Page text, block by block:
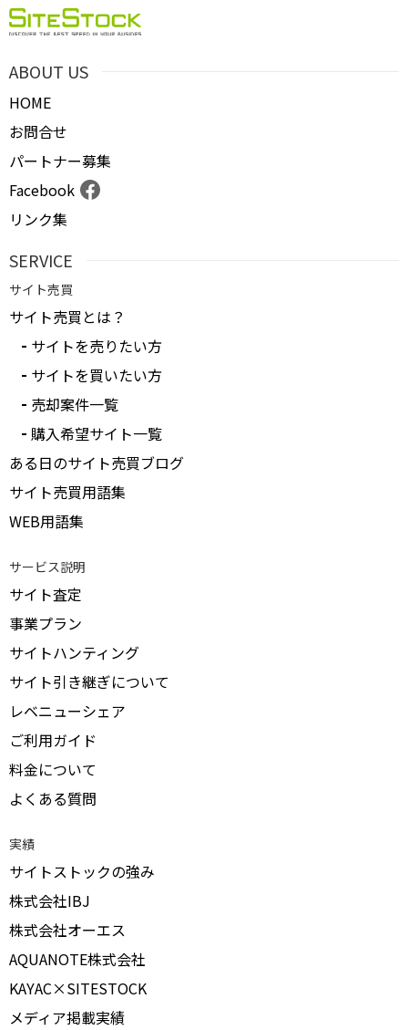
ABOUT US
HOME
お問合せ
パートナー募集
Facebook
リンク集
SERVICE
サイト売買
サイト売買とは？
サイトを売りたい方
サイトを買いたい方
売却案件一覧
購入希望サイト一覧
ある日のサイト売買ブログ
サイト売買用語集
WEB用語集
サービス説明
サイト査定
事業プラン
サイトハンティング
サイト引き継ぎについて
レベニューシェア
ご利用ガイド
料金について
よくある質問
実績
サイトストックの強み
株式会社IBJ
株式会社オーエス
AQUANOTE株式会社
KAYAC×SITESTOCK
メディア掲載実績